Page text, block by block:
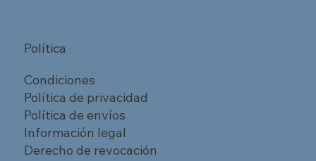
Política
Condiciones
Política de privacidad
Política de envíos
Información legal
Derecho de revocación